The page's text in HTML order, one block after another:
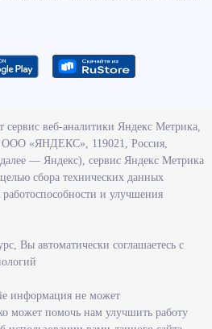
и социального развития
министерства
реализуемые министерством
министерству
гражданскую службу
сервис веб-аналитики Яндекс Метрика,
ООО «ЯНДЕКС», 119021, Россия,
— Яндекс), сервис Яндекс Метрика
сбора технических данных
работоспособности и улучшения
Вы автоматически соглашаетесь с
информация не может
может помочь нам улучшить работу